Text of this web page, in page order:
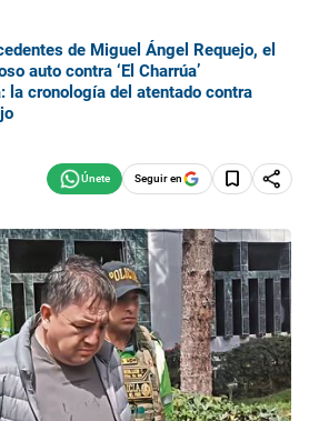
de Miguel Ángel Requejo, el
auto contra ‘El Charrúa’
la cronología del atentado contra
Seguir en